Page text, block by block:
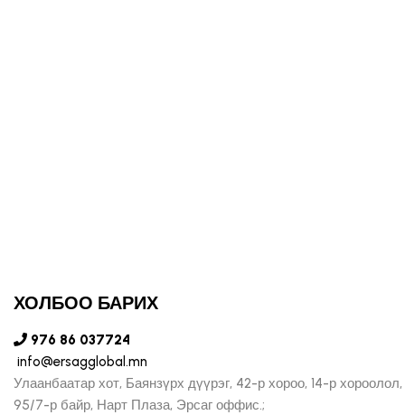
ХОЛБОО БАРИХ
976 86 037724
info@ersagglobal.mn
Улаанбаатар хот, Баянзүрх дүүрэг, 42-р хороо, 14-р хороолол,
95/7-р байр, Нарт Плаза, Эрсаг оффис.;